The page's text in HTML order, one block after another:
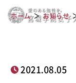
名誉教授称
ホーム お知らせ
2021.08.05